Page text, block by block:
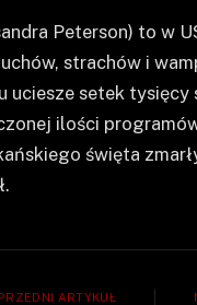
Peterson) to w
strachów i
uciesze setek
ilości
święta
ARTYKUŁ